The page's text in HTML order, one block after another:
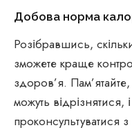
Добова норма
Розібравшись,
зможете краще
здоров’я.
можуть
проконсультуватися